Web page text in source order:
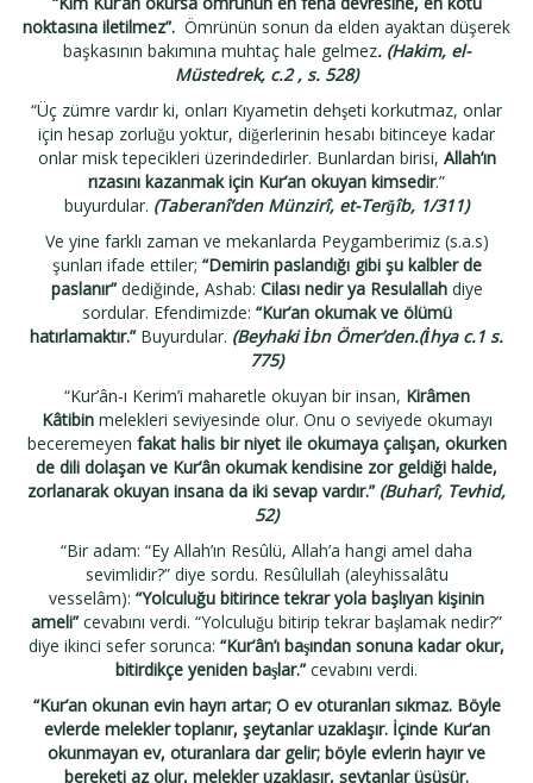
noktasına iletilmez”. Ömrünün sonun da elden ayaktan düşerek
başkasının bakımına muhtaç hale gelmez. (Hakim, el-
Müstedrek, c.2 , s. 528)
“Üç zümre vardır ki, onları Kıyametin dehşeti korkutmaz, onlar
için hesap zorluğu yoktur, diğerlerinin hesabı bitinceye kadar
onlar misk tepecikleri üzerindedirler. Bunlardan birisi, Allah’ın
rızasını kazanmak için Kur’an okuyan kimsedir.”
buyurdular. (Taberanî’den Münzirî, et-Terğîb, 1/311)
Ve yine farklı zaman ve mekanlarda Peygamberimiz (s.a.s)
şunları ifade ettiler; “Demirin paslandığı gibi şu kalbler de
paslanır”dediğinde, Ashab: Cilası nedir ya Resulallahdiye
sordular. Efendimizde: “Kur’an okumak ve ölümü
hatırlamaktır.” Buyurdular. (Beyhaki İbn Ömer’den.(İhya c.1 s.
775)
“Kur’ân-ı Kerim’i maharetle okuyan bir insan, Kirâmen
Kâtibinmelekleri seviyesinde olur. Onu o seviyede okumayı
beceremeyen fakat halis bir niyet ile okumaya çalışan, okurken
de dili dolaşan ve Kur’ân okumak kendisine zor geldiği halde,
zorlanarak okuyan insana da iki sevap vardır.” (Buharî, Tevhid,
52)
“Bir adam: “Ey Allah’ın Resûlü, Allah’a hangi amel daha
sevimlidir?” diye sordu. Resûlullah (aleyhissalâtu
vesselâm): “Yolculuğu bitirince tekrar yola başlıyan kişinin
ameli”cevabını verdi. “Yolculuğu bitirip tekrar başlamak nedir?”
diye ikinci sefer sorunca: “Kur’ân’ı başından sonuna kadar okur,
bitirdikçe yeniden başlar.”cevabını verdi.
“Kur’an okunan evin hayrı artar; O ev oturanları sıkmaz. Böyle
evlerde melekler toplanır, şeytanlar uzaklaşır. İçinde Kur’an
okunmayan ev, oturanlara dar gelir; böyle evlerin hayır ve
bereketi az olur, melekler uzaklaşır, şeytanlar üşüşür.